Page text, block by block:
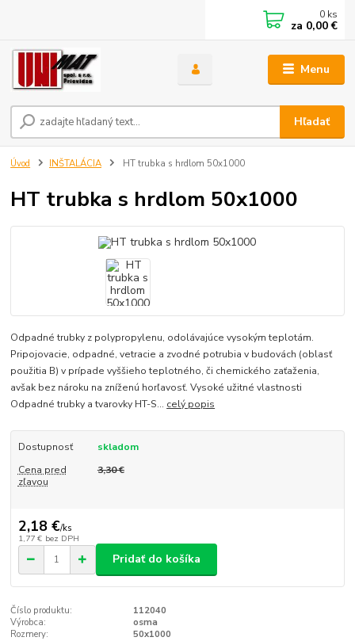
Menu
Hľadať
0 ks
za 0,00 €
Úvod INŠTALÁCIA HT trubka s hrdlom 50x1000
HT trubka s hrdlom 50x1000
Odpadné trubky z polypropylenu, odolávajúce vysokým teplotám.
Pripojovacie, odpadné, vetracie a zvodné potrubia v budovách (oblasť
použitia B) v prípade vyššieho teplotného, či chemického zaťaženia,
avšak bez nároku na zníženú horľavosť. Vysoké užitné vlastnosti
Odpadné trubky a tvarovky HT-S... celý popis
Dostupnosť
skladom
Cena pred
zľavou
3,30 €
2,18 €/ks
1,77 € bez DPH
Pridať do košíka
Číslo produktu:
112040
Výrobca:
osma
Rozmery:
50x1000